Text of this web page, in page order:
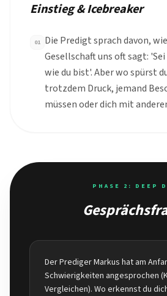
Einstieg & Icebreaker
01 Die Predigt sprach davon,
Gesellschaft uns oft sagt:
wie du bist'. Aber wo spürst
trotzdem Druck, jemand
müssen oder dich mit
PHASE 2: DEEP
Der Prediger Markus hat am
Schwierigkeiten angesprochen
Vergleichen). Wo erkennst du